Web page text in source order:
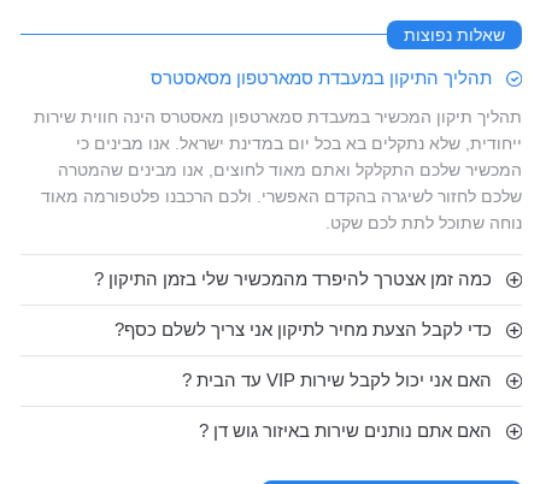
שאלות נפוצות
תהליך התיקון במעבדת סמארטפון מסאסטרס
תהליך תיקון המכשיר במעבדת סמארטפון מאסטרס הינה חווית שירות
ייחודית, שלא נתקלים בא בכל יום במדינת ישראל. אנו מבינים כי
המכשיר שלכם התקלקל ואתם מאוד לחוצים, אנו מבינים שהמטרה
שלכם לחזור לשיגרה בהקדם האפשרי. ולכם הרכבנו פלטפורמה מאוד
נוחה שתוכל לתת לכם שקט.
כמה זמן אצטרך להיפרד מהמכשיר שלי בזמן התיקון ?
כדי לקבל הצעת מחיר לתיקון אני צריך לשלם כסף?
האם אני יכול לקבל שירות VIP עד הבית ?
האם אתם נותנים שירות באיזור גוש דן ?